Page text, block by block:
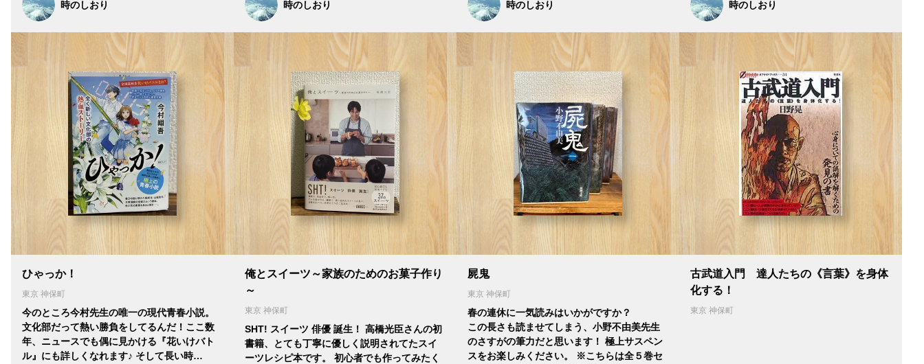
時のしおり 時のしおり 時のしおり 時のしおり
ひゃっか！
東京 神保町
今のところ今村先生の唯一の現代青春小説。
文化部だって熱い勝負をしてるんだ！ここ数
年、ニュースでも偶に見かける『花いけバト
ル』にも詳しくなれます♪ そして長い時…
俺とスイーツ～家族のためのお菓子作り
～
東京 神保町
SHT! スイーツ 俳優 誕生！ 高橋光臣さんの初
書籍、とても丁寧に優しく説明されてたスイ
ーツレシピ本です。 初心者でも作ってみたく
屍鬼
東京 神保町
春の連休に一気読みはいかがですか？
この長さも読ませてしまう、小野不由美先生
のさすがの筆力だと思います！ 極上サスペン
スをお楽しみください。 ※こちらは全５巻セ
古武道入門 達人たちの《言葉》を身体
化する！
東京 神保町